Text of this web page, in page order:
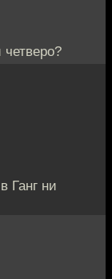
Ганг ни